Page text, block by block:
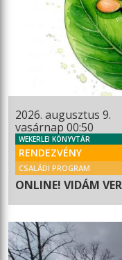
2026. augusztus 9.
vasárnap 00:50
WEKERLEI KÖNYVTÁR
RENDEZVÉNY
CSALÁDI PROGRAM
ONLINE! VIDÁM